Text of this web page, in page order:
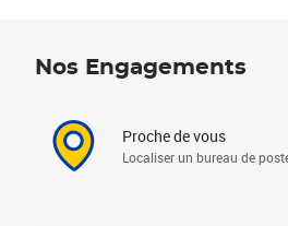
Nos Engagements
Proche de vous
Localiser un bureau de